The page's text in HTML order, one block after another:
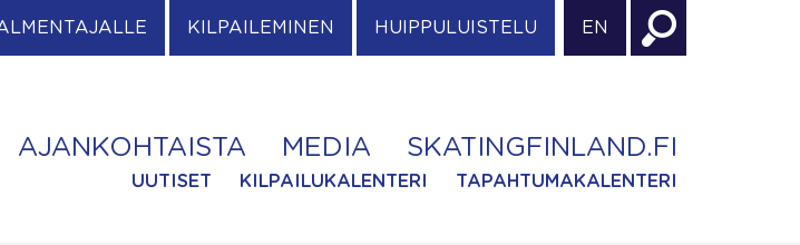
KILPAILEMINEN HUIPPULUISTELU EN
AJANKOHTAISTA MEDIA SKATINGFINLAND.FI
UUTISET KILPAILUKALENTERI TAPAHTUMAKALENTERI